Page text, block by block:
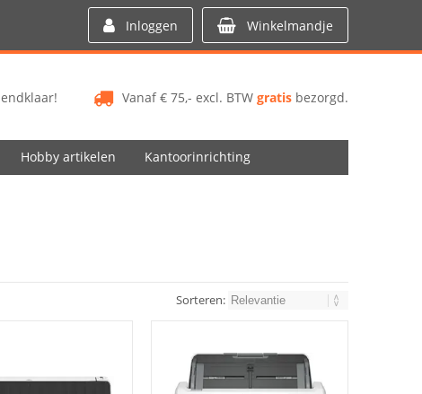
Inloggen Winkelmandje
Vanaf € 75,- excl. BTW gratis bezorgd.
Hobby artikelen Kantoorinrichting
Sorteren: